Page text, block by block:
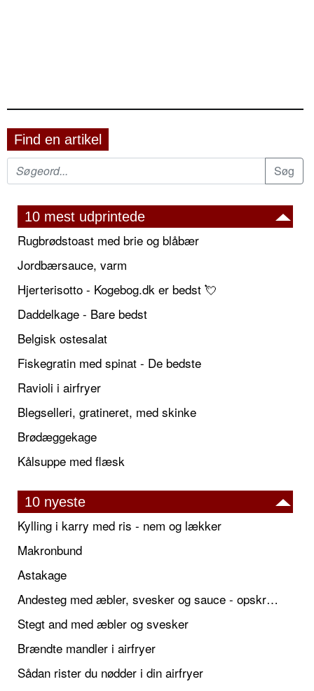
Find en artikel
10 mest udprintede
Rugbrødstoast med brie og blåbær
Jordbærsauce, varm
Hjerterisotto - Kogebog.dk er bedst 💘
Daddelkage - Bare bedst
Belgisk ostesalat
Fiskegratin med spinat - De bedste
Ravioli i airfryer
Blegselleri, gratineret, med skinke
Brødæggekage
Kålsuppe med flæsk
10 nyeste
Kylling i karry med ris - nem og lækker
Makronbund
Astakage
Andesteg med æbler, svesker og sauce - opskrift også til jul
Stegt and med æbler og svesker
Brændte mandler i airfryer
Sådan rister du nødder i din airfryer